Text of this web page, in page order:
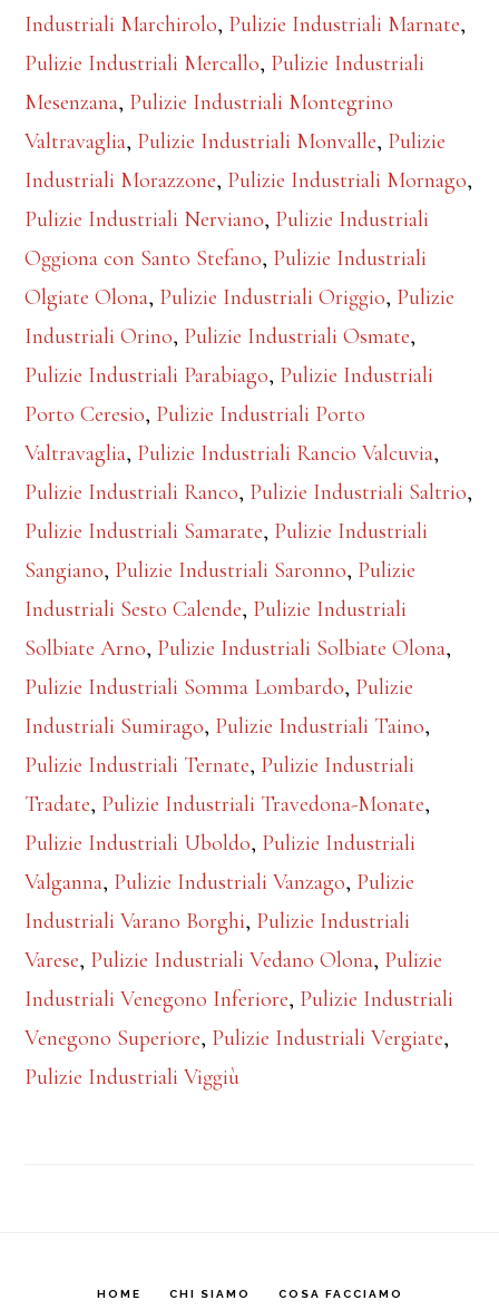
Industriali Marchirolo, Pulizie Industriali Marnate,
Pulizie Industriali Mercallo, Pulizie Industriali
Mesenzana, Pulizie Industriali Montegrino
Valtravaglia, Pulizie Industriali Monvalle, Pulizie
Industriali Morazzone, Pulizie Industriali Mornago,
Pulizie Industriali Nerviano, Pulizie Industriali
Oggiona con Santo Stefano, Pulizie Industriali
Olgiate Olona, Pulizie Industriali Origgio, Pulizie
Industriali Orino, Pulizie Industriali Osmate,
Pulizie Industriali Parabiago, Pulizie Industriali
Porto Ceresio, Pulizie Industriali Porto
Valtravaglia, Pulizie Industriali Rancio Valcuvia,
Pulizie Industriali Ranco, Pulizie Industriali Saltrio,
Pulizie Industriali Samarate, Pulizie Industriali
Sangiano, Pulizie Industriali Saronno, Pulizie
Industriali Sesto Calende, Pulizie Industriali
Solbiate Arno, Pulizie Industriali Solbiate Olona,
Pulizie Industriali Somma Lombardo, Pulizie
Industriali Sumirago, Pulizie Industriali Taino,
Pulizie Industriali Ternate, Pulizie Industriali
Tradate, Pulizie Industriali Travedona-Monate,
Pulizie Industriali Uboldo, Pulizie Industriali
Valganna, Pulizie Industriali Vanzago, Pulizie
Industriali Varano Borghi, Pulizie Industriali
Varese, Pulizie Industriali Vedano Olona, Pulizie
Industriali Venegono Inferiore, Pulizie Industriali
Venegono Superiore, Pulizie Industriali Vergiate,
Pulizie Industriali Viggiù
HOME CHI SIAMO COSA FACCIAMO